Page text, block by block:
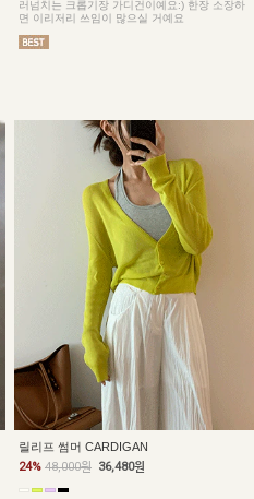
러넘치는 크롭기장 가디건이예요:) 한장 소장하
면 이리저리 쓰임이 많으실 거예요
릴리프 썸머 CARDIGAN
24% 48,000원 36,480원